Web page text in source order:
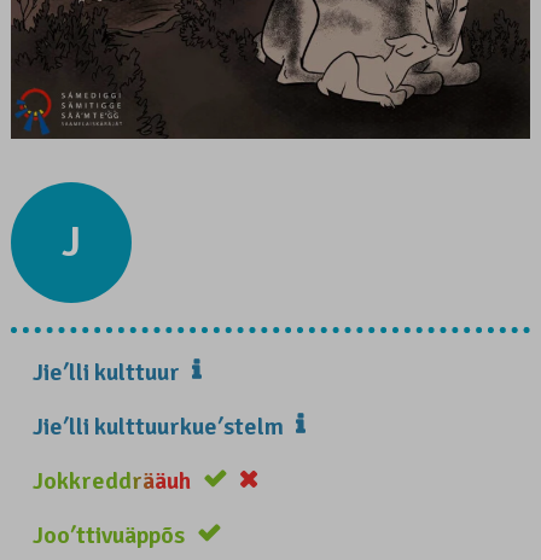
J
Jieʹlli kulttuur
Jieʹlli kulttuurkueʹstelm
Jokkreddrääuh
Jooʹttivuäppõs